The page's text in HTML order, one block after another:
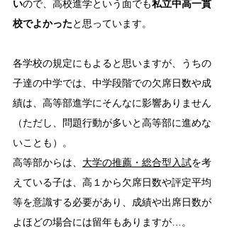
いので、高校進学という面でも私立中高一貫
校でよかったと思っています。
各学校の規定にもよると思いますが、うちの
子達の中学では、中学段階での欠席日数や成
績は、高等部進学にそんなに影響ありません
（ただし、問題行動が多いと高等部に進めな
いことも）。
高等部からは、 大学の推薦・総合型入試を考
えている子は、高１から欠席日数や評定平均
等を意識する必要があり、成績や出席日数が
よほどの場合には留年もありますが…。